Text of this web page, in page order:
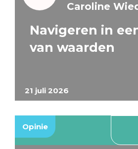
21 juli 2026
Caroline
Navigeren in
van waarden
Opinie